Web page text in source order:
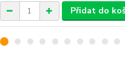
Přidat do